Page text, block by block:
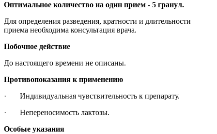
Оптимальное количество на один прием - 5 гранул.
Для определения разведения, кратности и длительности
приема необходима консультация врача.
Побочное действие
До настоящего времени не описаны.
Противопоказания к применению
· Индивидуальная чувствительность к препарату.
· Непереносимость лактозы.
Особые указания